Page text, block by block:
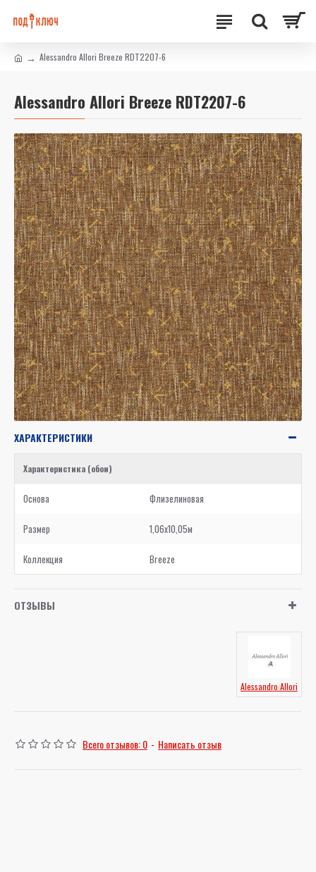
Alessandro Allori Breeze RDT2207-6
Alessandro Allori Breeze RDT2207-6
ХАРАКТЕРИСТИКИ
Характеристика (обои)
Основа Флизелиновая
Размер 1,06x10,05м
Коллекция Breeze
ОТЗЫВЫ
Alessandro Allori
Всего отзывов: 0 - Написать отзыв